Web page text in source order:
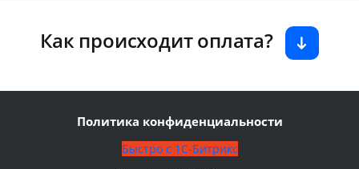
Как происходит оплата?
Политика конфиденциальности
Быстро с 1С-Битрикс